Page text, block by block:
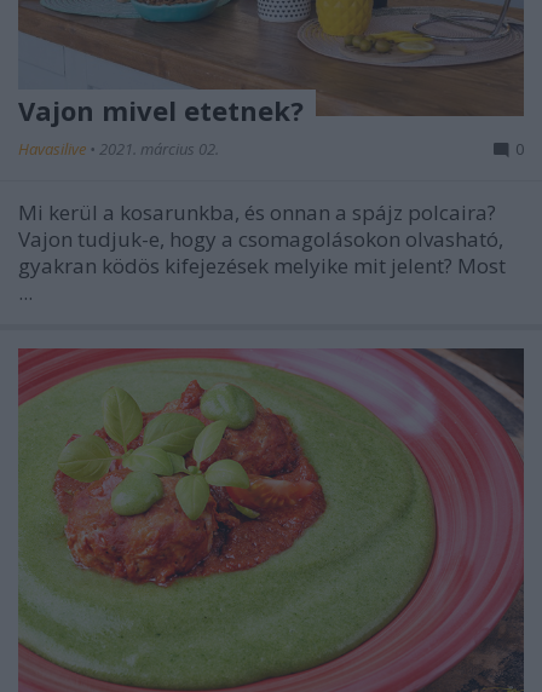
Vajon mivel etetnek?
Havasilive • 2021. március 02. 0
Mi kerül a kosarunkba, és onnan a spájz polcaira?
Vajon tudjuk-e, hogy a csomagolásokon olvasható,
gyakran ködös kifejezések melyike mit jelent? Most
...